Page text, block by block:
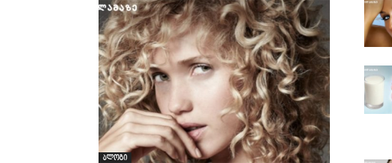
ბლოგი